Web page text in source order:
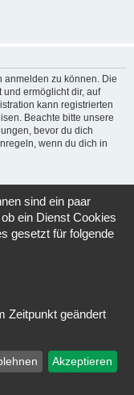
anmelden zu können. Die
ermöglicht dir, auf
kann registrierten
Beachte bitte unsere
bevor du dich
wenn du dich in
Limited
sind ein paar
ein Dienst Cookies
gesetzt für folgende
Zeitpunkt geändert
Akzeptieren